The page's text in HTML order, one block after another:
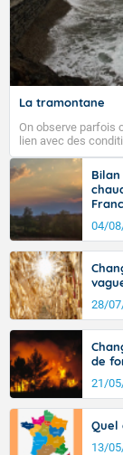
La tramontane
On observe parfois
lien avec des
tramontane ?
vent turbulent
ouest, dans un
l’ouest de
signifiant au-delà
d’où provient ce04/
28/
de
21/
Quel
13/